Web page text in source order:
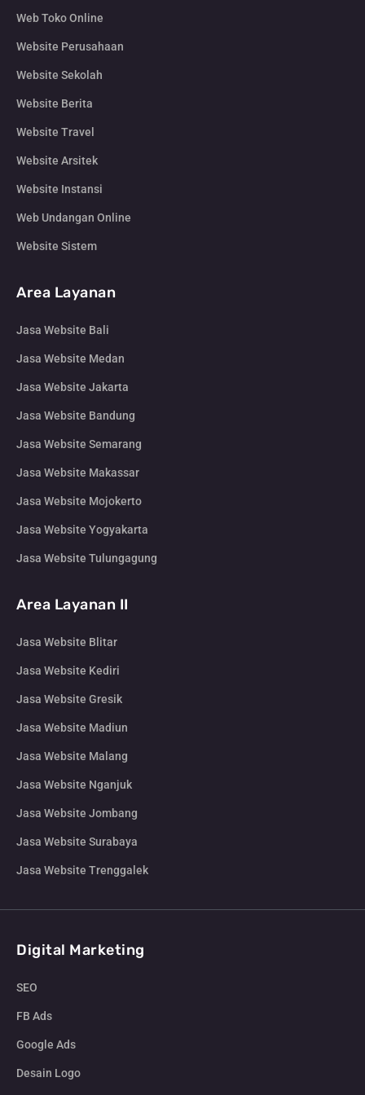
Web Toko Online
Website Perusahaan
Website Sekolah
Website Berita
Website Travel
Website Arsitek
Website Instansi
Web Undangan Online
Website Sistem
Area Layanan
Jasa Website Bali
Jasa Website Medan
Jasa Website Jakarta
Jasa Website Bandung
Jasa Website Semarang
Jasa Website Makassar
Jasa Website Mojokerto
Jasa Website Yogyakarta
Jasa Website Tulungagung
Area Layanan II
Jasa Website Blitar
Jasa Website Kediri
Jasa Website Gresik
Jasa Website Madiun
Jasa Website Malang
Jasa Website Nganjuk
Jasa Website Jombang
Jasa Website Surabaya
Jasa Website Trenggalek
Digital Marketing
SEO
FB Ads
Google Ads
Desain Logo